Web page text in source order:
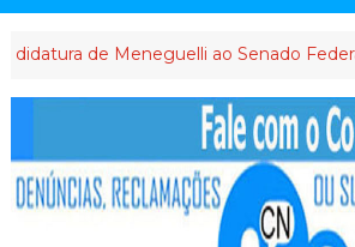
Meneguelli ao Senado Federal chega